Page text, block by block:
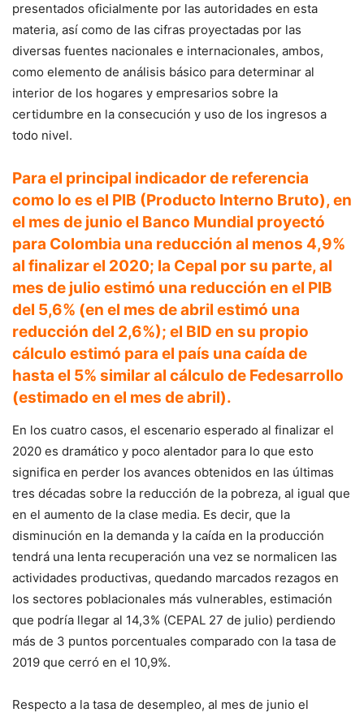
presentados oficialmente por las autoridades en esta
materia, así como de las cifras proyectadas por las
diversas fuentes nacionales e internacionales, ambos,
como elemento de análisis básico para determinar al
interior de los hogares y empresarios sobre la
certidumbre en la consecución y uso de los ingresos a
todo nivel.
Para el principal indicador de referencia
como lo es el PIB (Producto Interno Bruto), en
el mes de junio el Banco Mundial proyectó
para Colombia una reducción al menos 4,9%
al finalizar el 2020; la Cepal por su parte, al
mes de julio estimó una reducción en el PIB
del 5,6% (en el mes de abril estimó una
reducción del 2,6%); el BID en su propio
cálculo estimó para el país una caída de
hasta el 5% similar al cálculo de Fedesarrollo
(estimado en el mes de abril).
En los cuatro casos, el escenario esperado al finalizar el
2020 es dramático y poco alentador para lo que esto
significa en perder los avances obtenidos en las últimas
tres décadas sobre la reducción de la pobreza, al igual que
en el aumento de la clase media. Es decir, que la
disminución en la demanda y la caída en la producción
tendrá una lenta recuperación una vez se normalicen las
actividades productivas, quedando marcados rezagos en
los sectores poblacionales más vulnerables, estimación
que podría llegar al 14,3% (CEPAL 27 de julio) perdiendo
más de 3 puntos porcentuales comparado con la tasa de
2019 que cerró en el 10,9%.
Respecto a la tasa de desempleo, al mes de junio el